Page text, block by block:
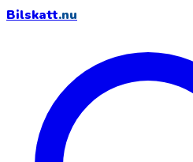
Bilskatt.nu